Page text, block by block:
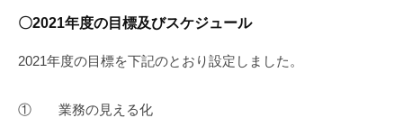
〇2021年度の目標及びスケジュール
2021年度の目標を下記のとおり設定しました。
① 業務の見える化